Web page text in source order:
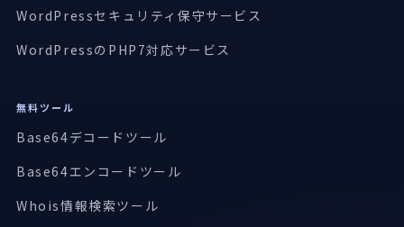
WordPressセキュリティ保守サービス
WordPressのPHP7対応サービス
無料ツール
Base64デコードツール
Base64エンコードツール
Whois情報検索ツール